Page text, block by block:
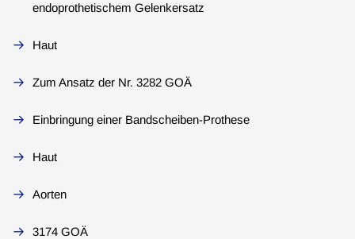
endoprothetischem Gelenkersatz
Haut
Zum Ansatz der Nr. 3282 GOÄ
Einbringung einer Bandscheiben-Prothese
Haut
Aorten
3174 GOÄ